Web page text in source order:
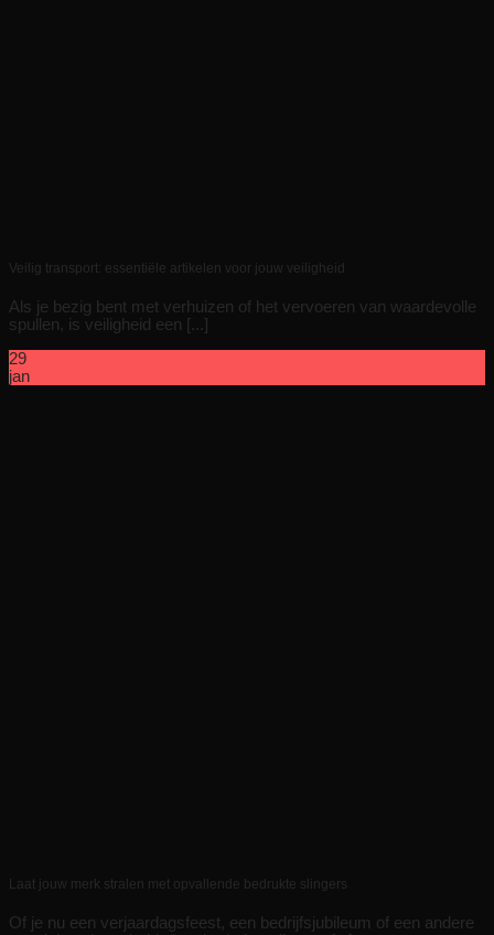
Veilig transport: essentiële artikelen voor jouw veiligheid
Als je bezig bent met verhuizen of het vervoeren van waardevolle
spullen, is veiligheid een [...]
29
jan
Laat jouw merk stralen met opvallende bedrukte slingers
Of je nu een verjaardagsfeest, een bedrijfsjubileum of een andere